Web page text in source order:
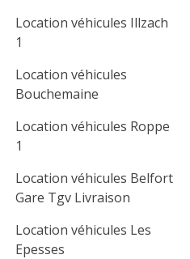
Location véhicules Illzach
1
Location véhicules
Bouchemaine
Location véhicules Roppe
1
Location véhicules Belfort
Gare Tgv Livraison
Location véhicules Les
Epesses